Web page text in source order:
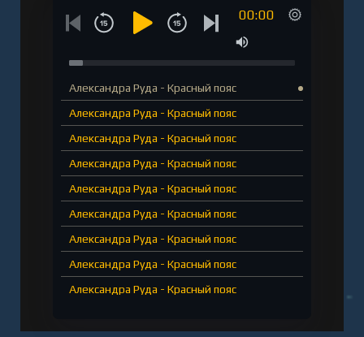
00:00
Александра Руда - Красный пояс
Александра Руда - Красный пояс
Александра Руда - Красный пояс
Александра Руда - Красный пояс
Александра Руда - Красный пояс
Александра Руда - Красный пояс
Александра Руда - Красный пояс
Александра Руда - Красный пояс
Александра Руда - Красный пояс